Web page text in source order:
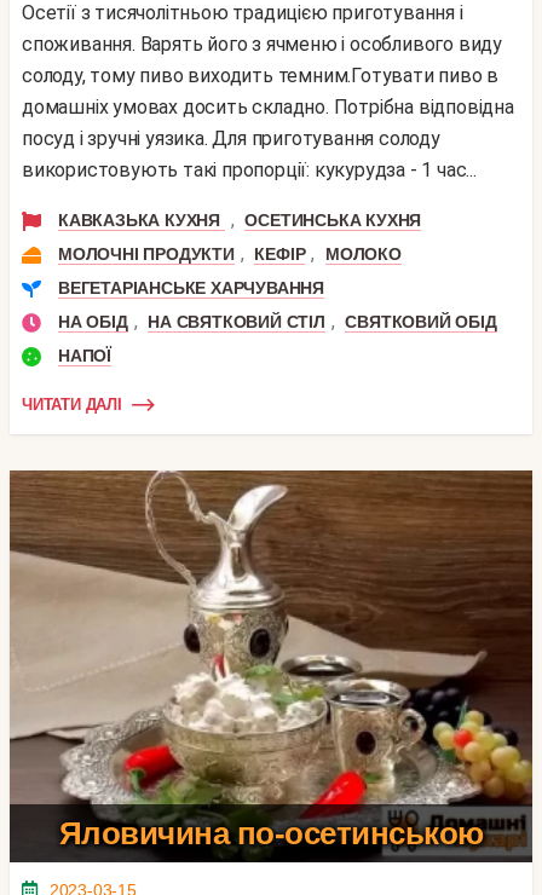
Осетії з тисячолітньою традицією приготування і
споживання. Варять його з ячменю і особливого виду
солоду, тому пиво виходить темним.Готувати пиво в
домашніх умовах досить складно. Потрібна відповідна
посуд і зручні уязика. Для приготування солоду
використовують такі пропорції: кукурудза - 1 час...
КАВКАЗЬКА КУХНЯ , ОСЕТИНСЬКА КУХНЯ
МОЛОЧНІ ПРОДУКТИ , КЕФІР ,
МОЛОКО
ВЕГЕТАРІАНСЬКЕ ХАРЧУВАННЯ
НА ОБІД , НА СВЯТКОВИЙ СТІЛ , СВЯТКОВИЙ ОБІД
НАПОЇ
ЧИТАТИ ДАЛІ
Яловичина по-осетинською
2023-03-15